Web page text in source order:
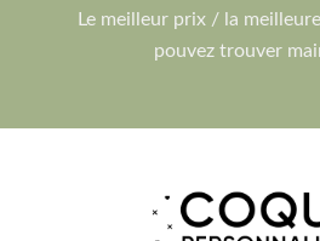
Le meilleur prix / la
pouvez trouver